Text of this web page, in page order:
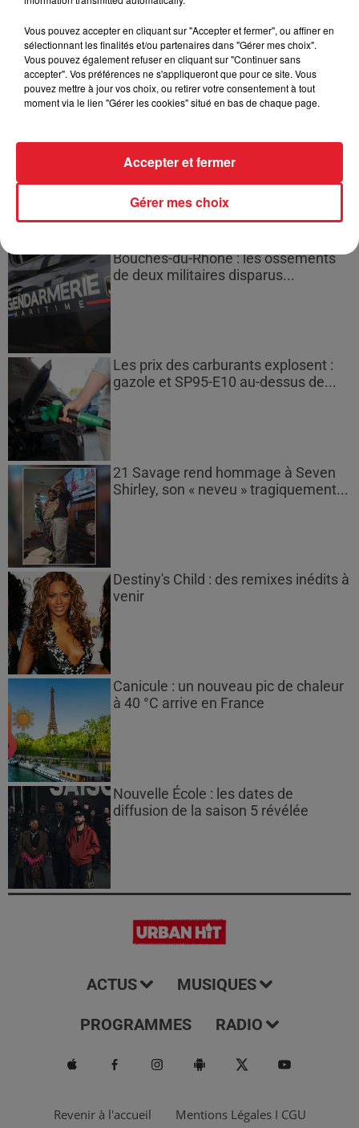
Des vitres tombent de la tour
Montparnasse : des désaccords
entre...
plusieurs semaines avant
l'extinction...
Bouches-du-Rhône : les ossements
de deux militaires disparus...
Les prix des carburants explosent :
gazole et SP95-E10 au-dessus de...
21 Savage rend hommage à Seven
Shirley, son « neveu » tragiquement...
Destiny's Child : des remixes inédits à
venir
Canicule : un nouveau pic de chaleur
à 40 °C arrive en France
Nouvelle École : les dates de
diffusion de la saison 5 révélée
ACTUS MUSIQUES
PROGRAMMES RADIO
Revenir à l'accueil Mentions Légales I CGU
Vous pouvez accepter en cliquant sur "Accepter et fermer", ou affiner en
sélectionnant les finalités et/ou partenaires dans "Gérer mes choix".
Vous pouvez également refuser en cliquant sur "Continuer sans
accepter". Vos préférences ne s'appliqueront que pour ce site. Vous
pouvez mettre à jour vos choix, ou retirer votre consentement à tout
moment via le lien "Gérer les cookies" situé en bas de chaque page.
Gérer mes choix
Accepter et fermer